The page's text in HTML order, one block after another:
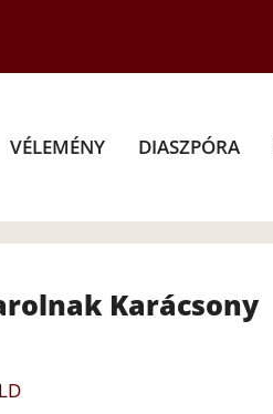
VÉLEMÉNY DIASZPÓRA
Karácsony